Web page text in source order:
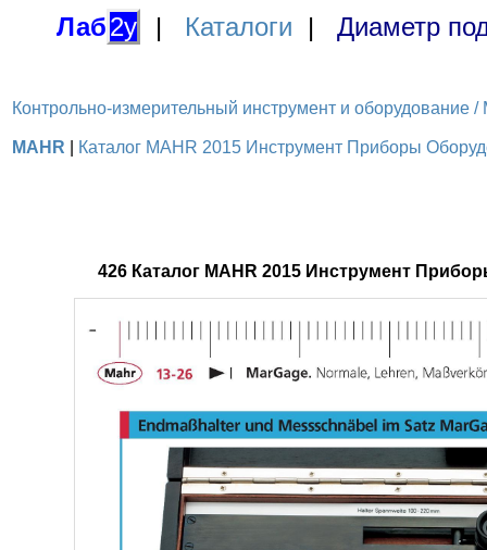
Лаб2у | Каталоги | Диаметр
Контрольно-измерительный инструмент и оборудование
MAHR Каталог MAHR 2015 Инструмент Приборы
426 Каталог MAHR 2015 Инструмент